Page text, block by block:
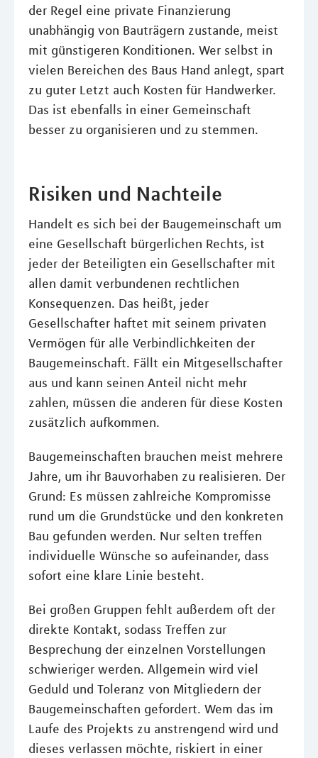
der Regel eine private Finanzierung
unabhängig von Bauträgern zustande, meist
mit günstigeren Konditionen. Wer selbst in
vielen Bereichen des Baus Hand anlegt, spart
zu guter Letzt auch Kosten für Handwerker.
Das ist ebenfalls in einer Gemeinschaft
besser zu organisieren und zu stemmen.
Risiken und Nachteile
Handelt es sich bei der Baugemeinschaft um
eine Gesellschaft bürgerlichen Rechts, ist
jeder der Beteiligten ein Gesellschafter mit
allen damit verbundenen rechtlichen
Konsequenzen. Das heißt, jeder
Gesellschafter haftet mit seinem privaten
Vermögen für alle Verbindlichkeiten der
Baugemeinschaft. Fällt ein Mitgesellschafter
aus und kann seinen Anteil nicht mehr
zahlen, müssen die anderen für diese Kosten
zusätzlich aufkommen.
Baugemeinschaften brauchen meist mehrere
Jahre, um ihr Bauvorhaben zu realisieren. Der
Grund: Es müssen zahlreiche Kompromisse
rund um die Grundstücke und den konkreten
Bau gefunden werden. Nur selten treffen
individuelle Wünsche so aufeinander, dass
sofort eine klare Linie besteht.
Bei großen Gruppen fehlt außerdem oft der
direkte Kontakt, sodass Treffen zur
Besprechung der einzelnen Vorstellungen
schwieriger werden. Allgemein wird viel
Geduld und Toleranz von Mitgliedern der
Baugemeinschaften gefordert. Wem das im
Laufe des Projekts zu anstrengend wird und
dieses verlassen möchte, riskiert in einer